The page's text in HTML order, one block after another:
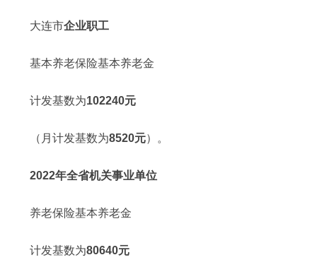
大连市企业职工
基本养老保险基本养老金
计发基数为102240元
（月计发基数为8520元）。
2022年全省机关事业单位
养老保险基本养老金
计发基数为80640元